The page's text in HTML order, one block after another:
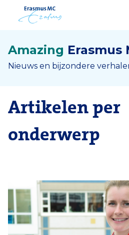
Amazing Erasmus
Nieuws en bijzondere
Artikelen per
onderwerp